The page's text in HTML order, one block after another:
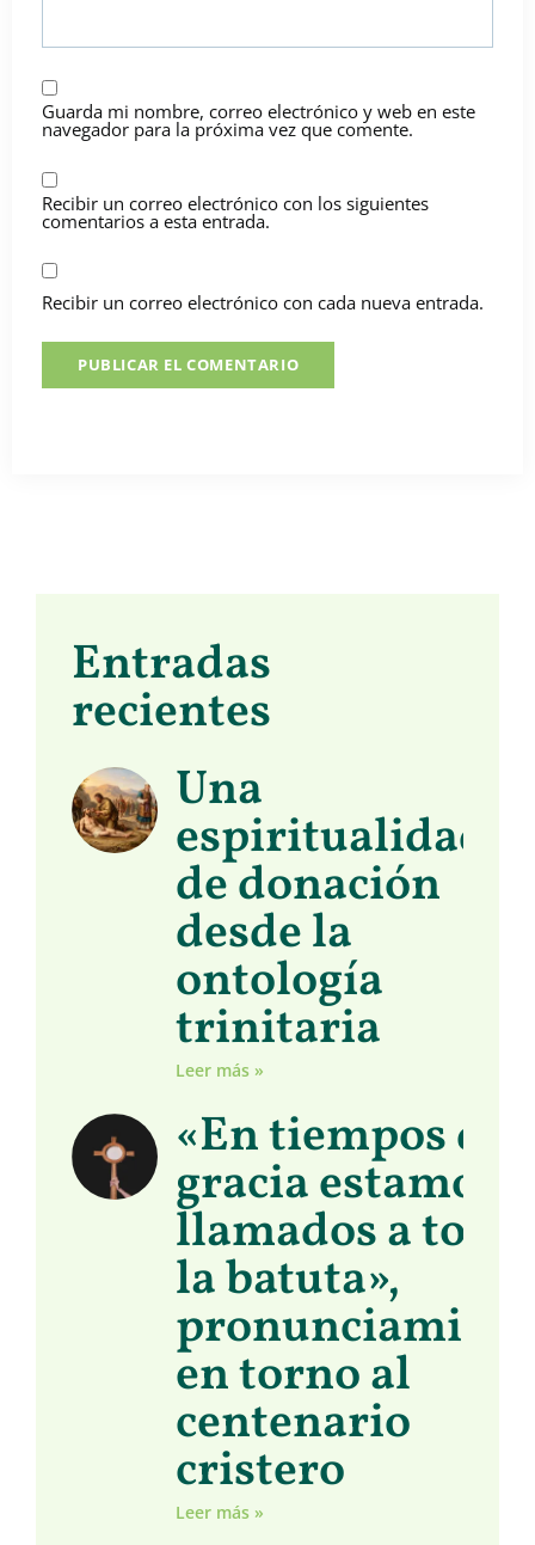
Guarda mi nombre, correo electrónico y web en este
navegador para la próxima vez que comente.
Recibir un correo electrónico con los siguientes
comentarios a esta entrada.
Recibir un correo electrónico con cada nueva entrada.
Entradas
recientes
Una
espiritualidad
de donación
desde la
ontología
trinitaria
Leer más »
«En tiempos de
gracia estamos
llamados a
la batuta»,
en torno al
centenario
cristero
Leer más »